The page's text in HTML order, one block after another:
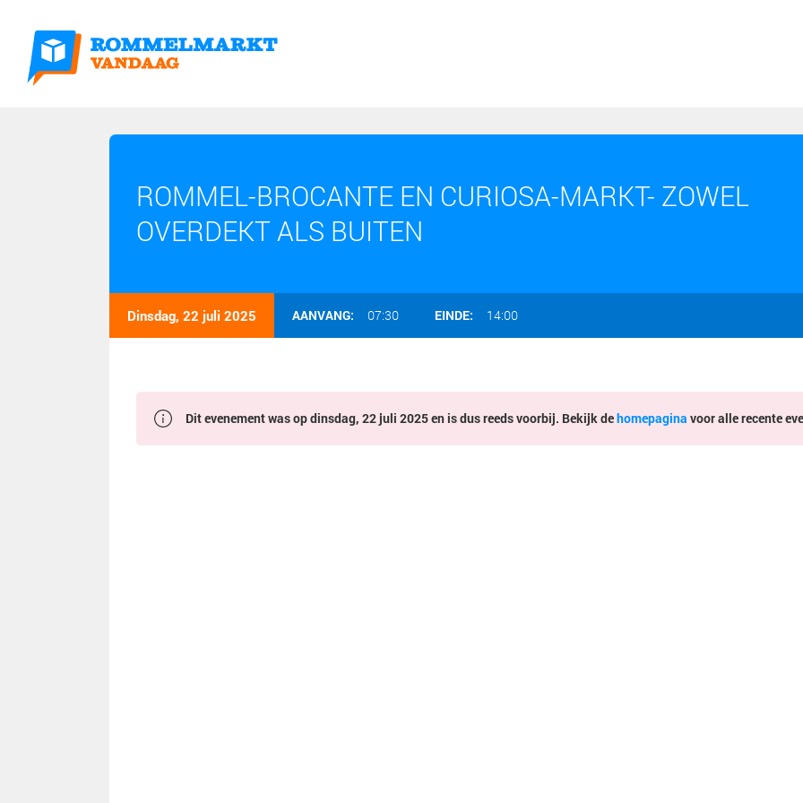
ROMMEL-BROCANTE EN CURIOSA-MARKT- ZOWEL
OVERDEKT ALS BUITEN
Dinsdag, 22 juli 2025 AANVANG: 07:30 EINDE: 14:00
Dit evenement was op dinsdag, 22 juli 2025 en is dus reeds voorbij. Bekijk dehomepagina voor alle recente